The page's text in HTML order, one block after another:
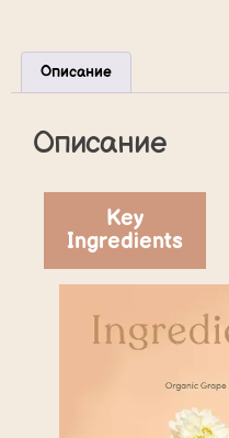
Описание
Описание
Key
Ingredients